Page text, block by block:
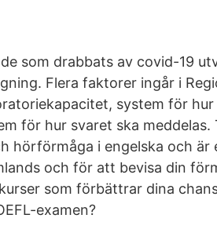
som drabbats av covid-19
Flera faktorer ingår i
system för
för hur svaret ska meddelas.
hörförmåga i engelska och
och för att bevisa din
som förbättrar dina
examen?